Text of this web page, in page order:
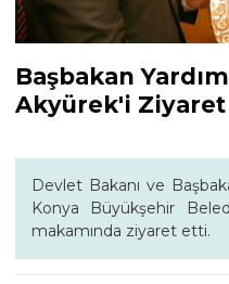
Başbakan
Akyürek'i
Devlet Bakanı ve
Konya Büyükşehir
makamında ziyaret etti.